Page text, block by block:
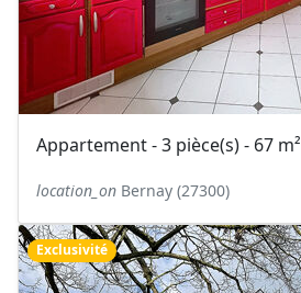
Appartement - 3 pièce(s) - 67 m²
location_on Bernay (27300)
Exclusivité